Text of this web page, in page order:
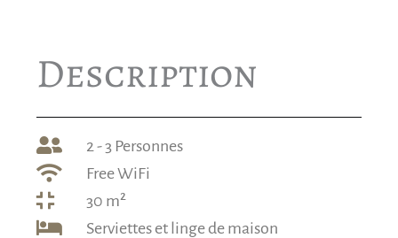
Description
2 - 3 Personnes
Free WiFi
30 m²
Serviettes et linge de maison